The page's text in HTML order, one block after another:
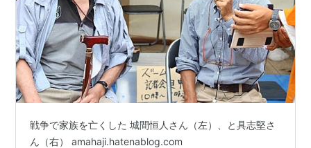
戦争で家族を亡くした 城間恒人さん（左）、と具志堅さ
ん（右） amahaji.hatenablog.com